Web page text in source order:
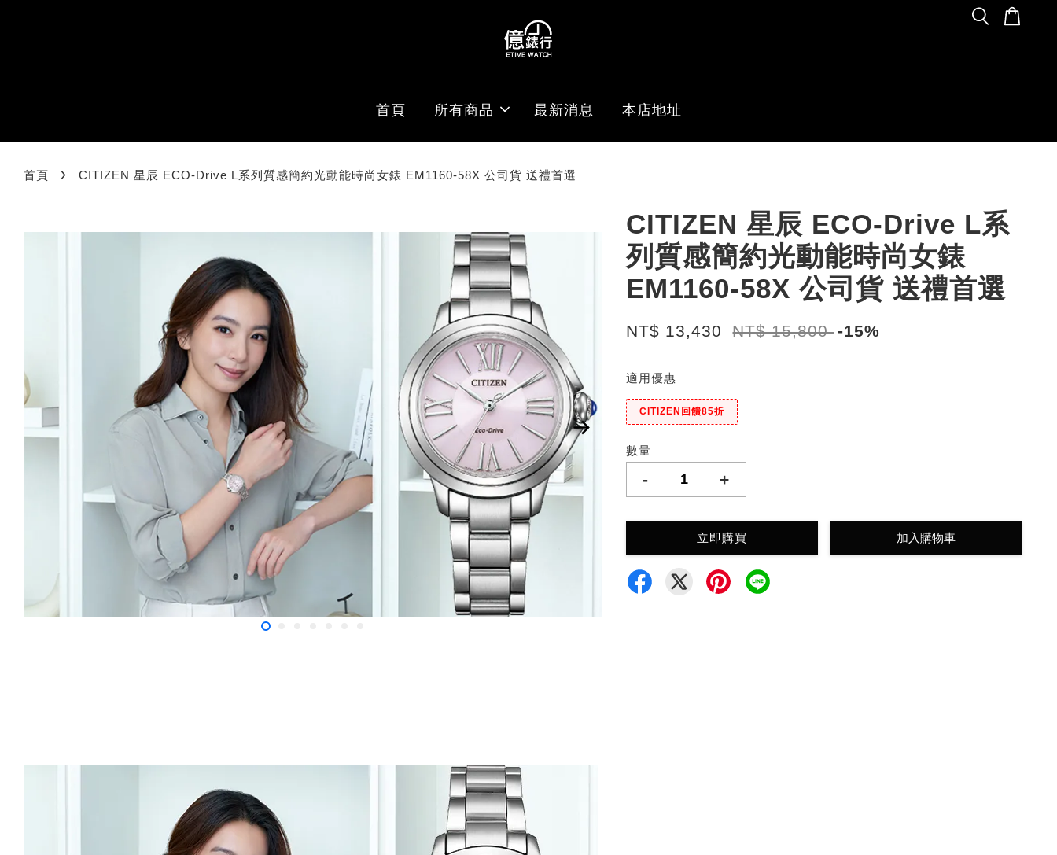
首頁 所有商品 最新消息 本店地址
首頁 › CITIZEN 星辰 ECO-Drive L系列質感簡約光動能時尚女錶 EM1160-58X 公司貨 送禮首選
CITIZEN 星辰 ECO-Drive L系
列質感簡約光動能時尚女錶
EM1160-58X 公司貨 送禮首選
NT$ 13,430 NT$ 15,800 -15%
適用優惠
CITIZEN回饋85折
數量
- +
立即購買 加入購物車